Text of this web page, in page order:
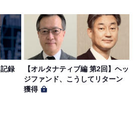
変更する場合があります。
扱い）
報を別途オンライン上に掲示する
」に基づき、適切に取り扱うもの
録
【オルタナティブ編 第2回】ヘッ
ジファンド、こうしてリターン
獲得